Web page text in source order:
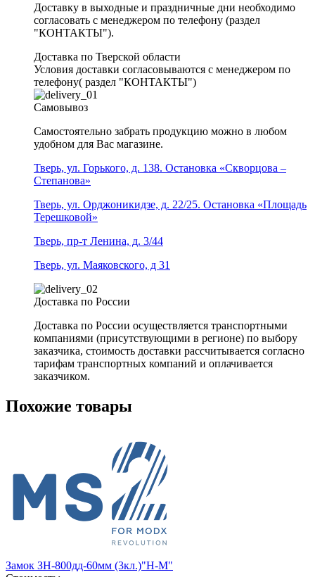
Доставку в выходные и праздничные дни необходимо
согласовать с менеджером по телефону (раздел
"КОНТАКТЫ").
Доставка по Тверской области
Условия доставки согласовываются с менеджером по
телефону( раздел "КОНТАКТЫ")
Самовывоз
Самостоятельно забрать продукцию можно в любом
удобном для Вас магазине.
Тверь, ул. Горького, д. 138. Остановка «Скворцова –
Степанова»
Тверь, ул. Орджоникидзе, д. 22/25. Остановка «Площадь
Терешковой»
Тверь, пр-т Ленина, д. 3/44
Тверь, ул. Маяковского, д 31
Доставка по России
Доставка по России осуществляется транспортными
компаниями (присутствующими в регионе) по выбору
заказчика, стоимость доставки рассчитывается согласно
тарифам транспортных компаний и оплачивается
заказчиком.
Похожие товары
Замок ЗН-800дд-60мм (3кл.)"Н-М"